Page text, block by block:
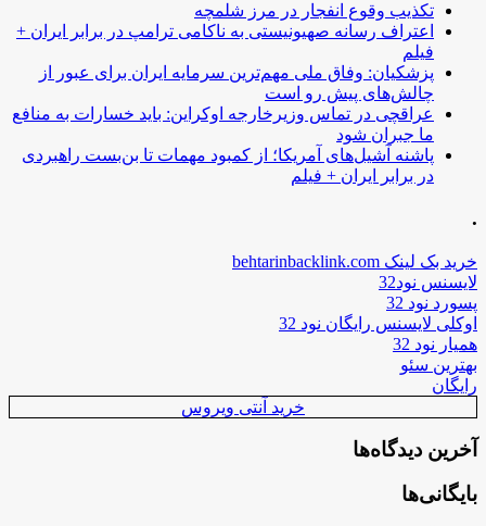
تکذیب وقوع انفجار در مرز شلمچه
اعتراف رسانه صهیونیستی به ناکامی ترامپ در برابر ایران +
فیلم
پزشکیان: وفاق ملی مهم‌ترین سرمایه ایران برای عبور از
چالش‌های پیش رو است
عراقچی در تماس وزیرخارجه اوکراین: باید خسارات به منافع
ما جبران شود
پاشنه آشیل‌های آمریکا؛ از کمبود مهمات تا بن‌بست راهبردی
در برابر ایران + فیلم
.
خرید بک لینک behtarinbacklink.com
لایسنس نود32
پسورد نود 32
اوکلی لایسنس رایگان نود 32
همیار نود 32
بهترین سئو
رایگان
خرید آنتی ویروس
آخرین دیدگاه‌ها
بایگانی‌ها